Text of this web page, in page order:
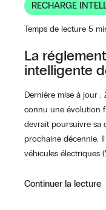
RECHARGE
Temps de lecture 5
La
intelligente
Dernière mise à jour
connu une évolution
devrait poursuivre sa
prochaine décennie. Il
véhicules électriques
Continuer la lecture